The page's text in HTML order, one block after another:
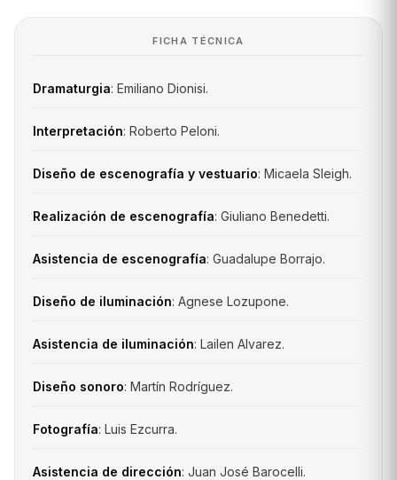
FICHA TÉCNICA
Dramaturgia: Emiliano Dionisi.
Interpretación: Roberto Peloni.
Diseño de escenografía y vestuario: Micaela Sleigh.
Realización de escenografía: Giuliano Benedetti.
Asistencia de escenografía: Guadalupe Borrajo.
Diseño de iluminación: Agnese Lozupone.
Asistencia de iluminación: Lailen Alvarez.
Diseño sonoro: Martín Rodríguez.
Fotografía: Luis Ezcurra.
Asistencia de dirección: Juan José Barocelli.